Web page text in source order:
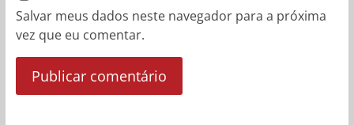
Salvar meus dados neste navegador para a próxima
vez que eu comentar.